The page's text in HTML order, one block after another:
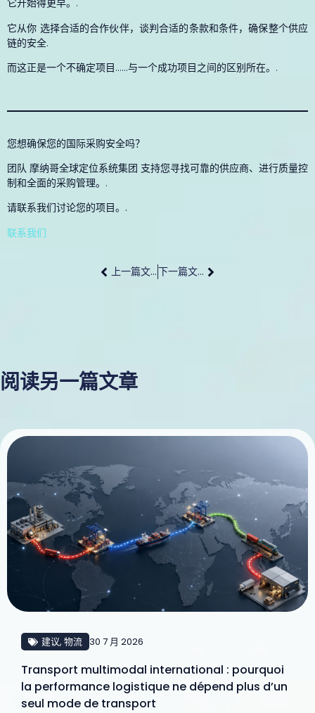
它开始得更早。.
它从你 选择合适的合作伙伴，谈判合适的条款和条件，确保整个供应
链的安全.
而这正是一个不确定项目......与一个成功项目之间的区别所在。.
您想确保您的国际采购安全吗？
团队 摩纳哥全球定位系统集团 支持您寻找可靠的供应商、进行质量控
制和全面的采购管理。.
请联系我们讨论您的项目。.
联系我们
上一篇文章 下一篇文章
阅读另一篇文章
建议, 物流 30 7 月 2026
Transport multimodal international : pourquoi
la performance logistique ne dépend plus d’un
seul mode de transport